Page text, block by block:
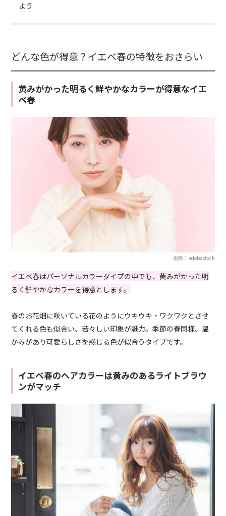
よう
どんな色が得意？イエベ春の特徴をおさらい
黄みがかった明るく鮮やかなカラーが得意なイエ
ベ春
出典：adobestock
イエベ春はパーソナルカラータイプの中でも、黄みがかった明
るく鮮やかなカラーを得意とします。
春のお花畑に咲いている花のようにウキウキ・ワクワクとさせ
てくれる色も似合い、若々しい印象が魅力。季節の春同様、温
かみがあり可愛らしさを感じる色が似合うタイプです。
イエベ春のヘアカラーは黄みのあるライトブラウ
ンがマッチ